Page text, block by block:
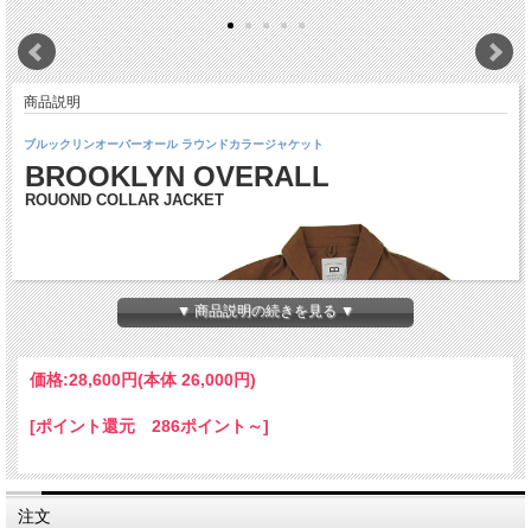
商品説明
ブルックリンオーバーオール ラウンドカラージャケット
BROOKLYN OVERALL
ROUOND COLLAR JACKET
▼ 商品説明の続きを見る ▼
価格:28,600円(本体 26,000円)
[ポイント還元 286ポイント～]
注文